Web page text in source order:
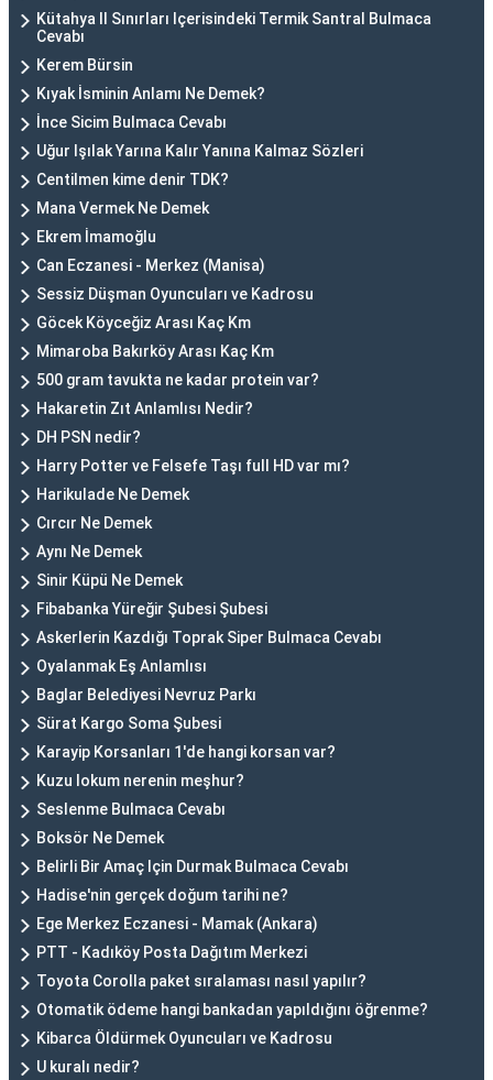
Kütahya Il Sınırları Içerisindeki Termik Santral Bulmaca
Cevabı
Kerem Bürsin
Kıyak İsminin Anlamı Ne Demek?
İnce Sicim Bulmaca Cevabı
Uğur Işılak Yarına Kalır Yanına Kalmaz Sözleri
Centilmen kime denir TDK?
Mana Vermek Ne Demek
Ekrem İmamoğlu
Can Eczanesi - Merkez (Manisa)
Sessiz Düşman Oyuncuları ve Kadrosu
Göcek Köyceğiz Arası Kaç Km
Mimaroba Bakırköy Arası Kaç Km
500 gram tavukta ne kadar protein var?
Hakaretin Zıt Anlamlısı Nedir?
DH PSN nedir?
Harry Potter ve Felsefe Taşı full HD var mı?
Harikulade Ne Demek
Cırcır Ne Demek
Aynı Ne Demek
Sinir Küpü Ne Demek
Fibabanka Yüreğir Şubesi Şubesi
Askerlerin Kazdığı Toprak Siper Bulmaca Cevabı
Oyalanmak Eş Anlamlısı
Baglar Belediyesi Nevruz Parkı
Sürat Kargo Soma Şubesi
Karayip Korsanları 1'de hangi korsan var?
Kuzu lokum nerenin meşhur?
Seslenme Bulmaca Cevabı
Boksör Ne Demek
Belirli Bir Amaç Için Durmak Bulmaca Cevabı
Hadise'nin gerçek doğum tarihi ne?
Ege Merkez Eczanesi - Mamak (Ankara)
PTT - Kadıköy Posta Dağıtım Merkezi
Toyota Corolla paket sıralaması nasıl yapılır?
Otomatik ödeme hangi bankadan yapıldığını öğrenme?
Kibarca Öldürmek Oyuncuları ve Kadrosu
U kuralı nedir?